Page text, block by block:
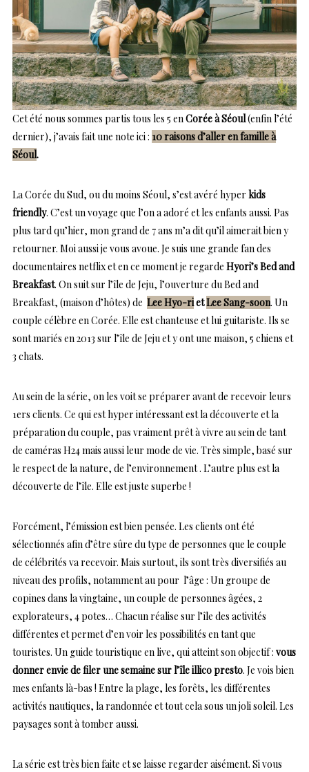
Cet été nous sommes partis tous les 5 enCorée à Séoul(enfin l’été
dernier), j’avais fait une note ici : 10 raisons d’aller en famille à
Séoul.
La Corée du Sud, ou du moins Séoul, s’est avéré hyper kids
friendly. C’est un voyage que l’on a adoré et les enfants aussi. Pas
plus tard qu’hier, mon grand de 7 ans m’a dit qu’il aimerait bien y
retourner. Moi aussi je vous avoue. Je suis une grande fan des
documentaires netflix et en ce moment je regarde Hyori’s Bed and
Breakfast. On suit sur l’île de Jeju, l’ouverture du Bed and
Breakfast, (maison d’hôtes) de Lee Hyo-rietLee Sang-soon. Un
couple célèbre en Corée. Elle est chanteuse et lui guitariste. Ils se
sont mariés en 2013 sur l’île de Jeju et y ont une maison, 5 chiens et
3 chats.
Au sein de la série, on les voit se préparer avant de recevoir leurs
1ers clients. Ce qui est hyper intéressant est la découverte et la
préparation du couple, pas vraiment prêt à vivre au sein de tant
de caméras H24 mais aussi leur mode de vie. Très simple, basé sur
le respect de la nature, de l’environnement . L’autre plus est la
découverte de l’île. Elle est juste superbe !
Forcément, l’émission est bien pensée. Les clients ont été
sélectionnés afin d’être sûre du type de personnes que le couple
de célébrités va recevoir. Mais surtout, ils sont très diversifiés au
niveau des profils, notamment au pour l’âge : Un groupe de
copines dans la vingtaine, un couple de personnes âgées, 2
explorateurs, 4 potes… Chacun réalise sur l’île des activités
différentes et permet d’en voir les possibilités en tant que
touristes. Un guide touristique en live, qui atteint son objectif : vous
donner envie de filer une semaine sur l’île illico presto. Je vois bien
mes enfants là-bas ! Entre la plage, les forêts, les différentes
activités nautiques, la randonnée et tout cela sous un joli soleil. Les
paysages sont à tomber aussi.
La série est très bien faite et se laisse regarder aisément. Si vous